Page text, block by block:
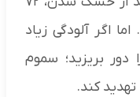
اگر آلودگی زیاد
دور بریزید؛ سموم
کند.